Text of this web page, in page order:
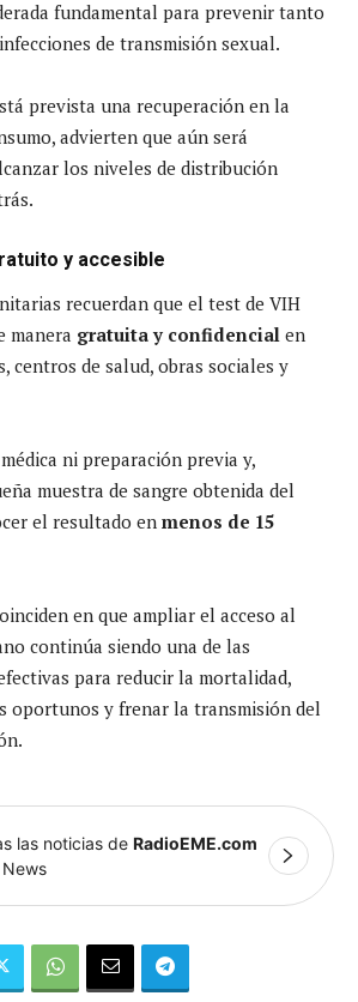
fundamental para prevenir tanto
de transmisión sexual.
prevista una recuperación en la
advierten que aún será
los niveles de distribución
y accesible
recuerdan que el test de VIH
manera gratuita y confidencial en
centros de salud, obras sociales y
ni preparación previa y,
muestra de sangre obtenida del
el resultado en menos de 15
en que ampliar el acceso al
continúa siendo una de las
para reducir la mortalidad,
oportunos y frenar la transmisión del
las noticias de RadioEME.com